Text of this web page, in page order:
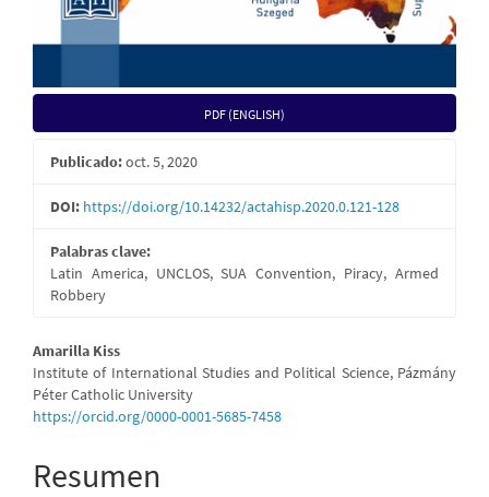
PDF (ENGLISH)
Publicado:oct. 5, 2020
DOI: https://doi.org/10.14232/actahisp.2020.0.121-128
Palabras clave:
Latin America, UNCLOS, SUA Convention, Piracy, Armed
Robbery
Contenido
principal
del
artículo
Amarilla Kiss
Institute of International Studies and Political Science, Pázmány
Péter Catholic University
https://orcid.org/0000-0001-5685-7458
Resumen